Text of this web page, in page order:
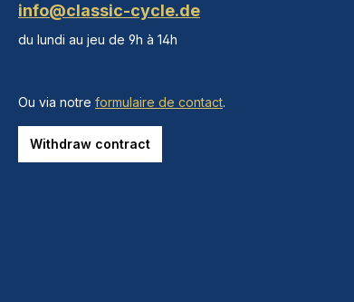
info@classic-cycle.de
du lundi au jeu de 9h à 14h
Ou via notre formulaire de contact.
Withdraw contract